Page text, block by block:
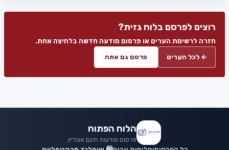
רוצים לפרסם בלוח גזית?
חזרה לרשימת הערים או פרסום מודעה חדשה בלחיצה אחת.
← לכל הערים פרסם גם אתה
הלוח הפתוח
פרסום מודעות חינם אונליין